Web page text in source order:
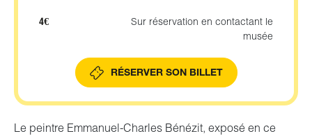
Le peintre Emmanuel-Charles Bénézit, exposé en ce
4€
Sur réservation en contactant le
musée
RÉSERVER SON BILLET